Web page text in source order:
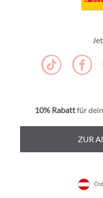
10% Rabattfür
ZUR